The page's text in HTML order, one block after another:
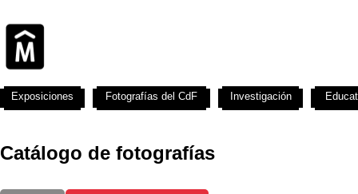
Catálogo de fotografías
Exposiciones Fotografías del CdF Investigación